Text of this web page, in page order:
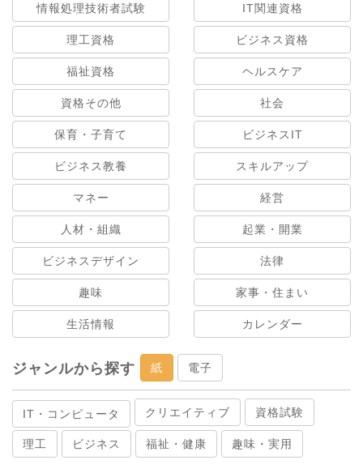
情報処理技術者試験 IT関連資格
理工資格 ビジネス資格
福祉資格 ヘルスケア
資格その他 社会
保育・子育て ビジネスIT
ビジネス教養 スキルアップ
マネー 経営
人材・組織 起業・開業
ビジネスデザイン 法律
趣味 家事・住まい
生活情報 カレンダー
ジャンルから探す 紙 電子
IT・コンピュータ クリエイティブ 資格試験
理工 ビジネス 福祉・健康 趣味・実用